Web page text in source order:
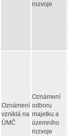
rozvoje
Oznámení
vzniklá na
ÚMČ
Oznámení
odboru
majetku a
územního
rozvoje